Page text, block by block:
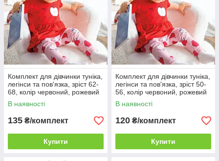
Комплект для дівчинки туніка,
легінси та пов'язка, зріст 62-
68, колір червоний, рожевий
В наявності
135 ₴/комплект
Купити
Комплект для дівчинки туніка,
легінси та пов'язка, зріст 50-
56, колір червоний, рожевий
В наявності
120 ₴/комплект
Купити